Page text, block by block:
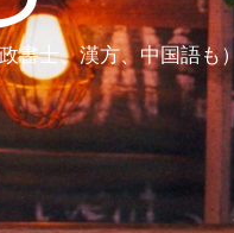
書士、漢方、中国語も）